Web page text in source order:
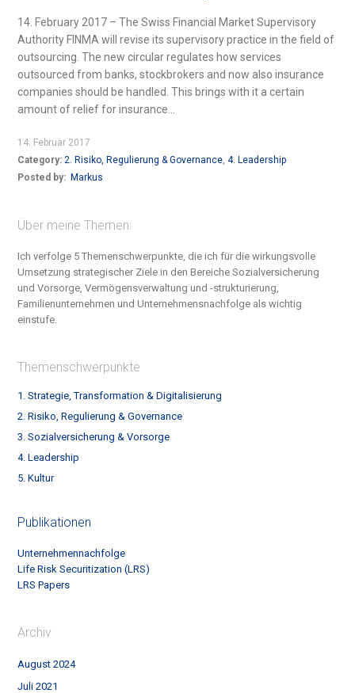
14. February 2017 – The Swiss Financial Market Supervisory
Authority FINMA will revise its supervisory practice in the field of
outsourcing. The new circular regulates how services
outsourced from banks, stockbrokers and now also insurance
companies should be handled. This brings with it a certain
amount of relief for insurance...
14. Februar 2017
Category:2. Risiko, Regulierung & Governance,4. Leadership
Posted by: Markus
Über meine Themen:
Ich verfolge 5 Themenschwerpunkte, die ich für die wirkungsvolle
Umsetzung strategischer Ziele in den Bereiche Sozialversicherung
und Vorsorge, Vermögensverwaltung und -strukturierung,
Familienunternehmen und Unternehmensnachfolge als wichtig
einstufe.
Themenschwerpunkte
1. Strategie, Transformation & Digitalisierung
2. Risiko, Regulierung & Governance
3. Sozialversicherung & Vorsorge
4. Leadership
5. Kultur
Publikationen
Unternehmennachfolge
Life Risk Securitization (LRS)
LRS Papers
Archiv
August 2024
Juli 2021